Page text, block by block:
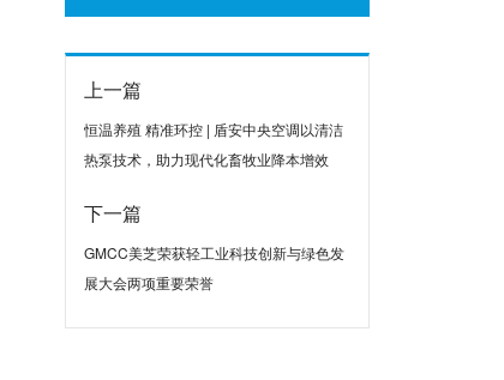
上一篇
恒温养殖 精准环控 | 盾安中央空调以清洁
热泵技术，助力现代化畜牧业降本增效
下一篇
GMCC美芝荣获轻工业科技创新与绿色发
展大会两项重要荣誉